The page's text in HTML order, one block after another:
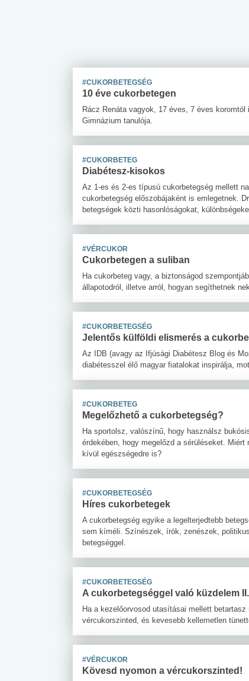
#CUKORBETEGSÉG
10 éve cukorbetegen
Rácz Renáta vagyok, 17 éves, 7 éves
Gimnázium tanulója.
#CUKORBETEG
Diabétesz-kisokos
Az 1-es és 2-es típusú cukorbetegség mellett
cukorbetegség előszobájaként is emlegetnek.
betegségek közti hasonlóságokat,
#VÉRCUKOR
Cukorbetegen a suliban
Ha cukorbeteg vagy, a biztonságod
állapotodról, illetve arról, hogyan segíthetnek
#CUKORBETEGSÉG
Jelentős külföldi elismerés a
Az IDB (avagy az Ifjúsági Diabétesz Blog és
diabétesszel élő magyar fiatalokat inspirálja,
#CUKORBETEG
Megelőzhető a cukorbetegség?
Ha sportolsz, valószínű, hogy használsz
érdekében, hogy megelőzd a sérüléseket.
kívül egészségedre is?
#CUKORBETEGSÉG
Híres cukorbetegek
A cukorbetegség egyike a legelterjedtebb
sem kíméli. Színészek, írók, zenészek,
betegséggel.
#CUKORBETEGSÉG
A cukorbetegséggel való küzdelem II.
Ha a kezelőorvosod utasításai mellett
vércukorszinted, és kevesebb kellemetlen
#VÉRCUKOR
Kövesd nyomon a vércukorszinted!
Mekkora az ökológiai
lábnyomod?
Elsősegély